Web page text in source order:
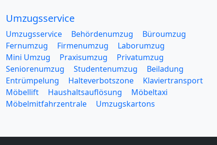
Umzugsservice
Umzugsservice Behördenumzug
Büroumzug
Fernumzug
Firmenumzug
Laborumzug
Mini Umzug
Praxisumzug
Privatumzug
Seniorenumzug
Studentenumzug
Beiladung
Entrümpelung
Halteverbotszone
Klaviertransport
Möbellift
Haushaltsauflösung
Möbeltaxi
Möbelmitfahrzentrale
Umzugskartons